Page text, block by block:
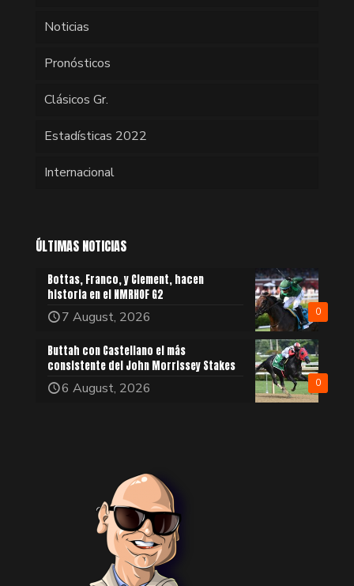
Noticias
Pronósticos
Clásicos Gr.
Estadísticas 2022
Internacional
ÚLTIMAS NOTICIAS
0
Bottas, Franco, y Clement, hacen
historia en el NMRHOF G2
7 August, 2026
0
Buttah con Castellano el más
consistente del John Morrissey Stakes
6 August, 2026